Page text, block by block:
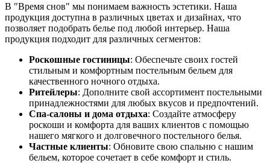
В "Время снов" мы понимаем важность эстетики. Наша
продукция доступна в различных цветах и дизайнах, что
позволяет подобрать белье под любой интерьер. Наша
продукция подходит для различных сегментов:
Роскошные гостиницы: Обеспечьте своих гостей
стильным и комфортным постельным бельем для
качественного ночного отдыха.
Ритейлеры: Дополните свой ассортимент постельными
принадлежностями для любых вкусов и предпочтений.
Спа-салоны и дома отдыха: Создайте атмосферу
роскоши и комфорта для ваших клиентов с помощью
нашего мягкого и долговечного постельного белья.
Частные клиенты: Обновите свою спальню с нашим
бельем, которое сочетает в себе комфорт и стиль.